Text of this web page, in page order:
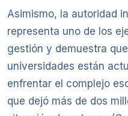
Asimismo, la autoridad
representa uno de los
gestión y demuestra
universidades están
enfrentar el complejo
que dejó más de dos